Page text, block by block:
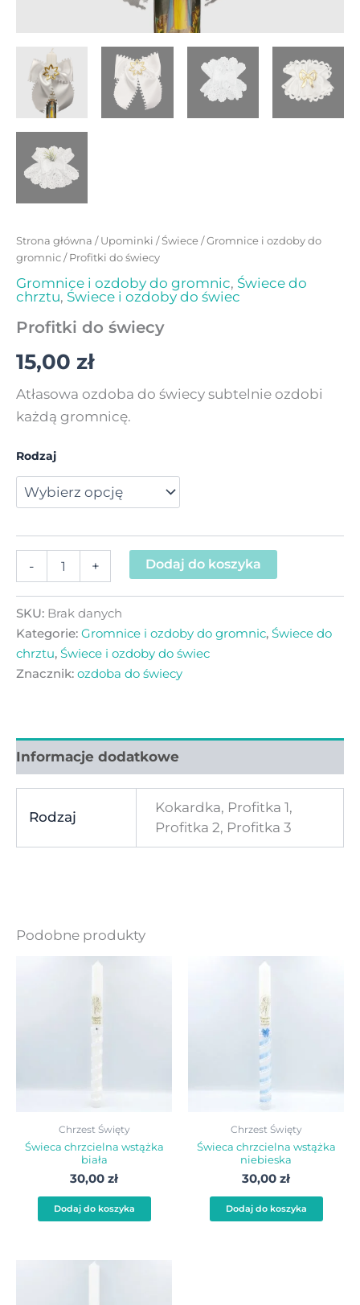
Strona główna /Upominki /Świece/Gromnice i ozdoby do
gromnic/ Profitki do świecy
Gromnice i ozdoby do gromnic, Świece do
chrztu, Świece i ozdoby do świec
Profitki do świecy
15,00 zł
Atłasowa ozdoba do świecy subtelnie ozdobi
każdą gromnicę.
Rodzaj
- + Dodaj do koszyka
SKU: Brak danych
Kategorie: Gromnice i ozdoby do gromnic, Świece do
chrztu, Świece i ozdoby do świec
Znacznik: ozdoba do świecy
Informacje dodatkowe
Rodzaj
Kokardka, Profitka 1,
Profitka 2, Profitka 3
Podobne produkty
Chrzest Święty
Świeca chrzcielna wstążka
biała
30,00 zł
Dodaj do koszyka
Chrzest Święty
Świeca chrzcielna wstążka
niebieska
30,00 zł
Dodaj do koszyka